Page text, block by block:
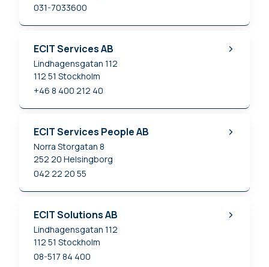
031-7033600
ECIT Services AB
Lindhagensgatan 112
112 51 Stockholm
+46 8 400 212 40
ECIT Services People AB
Norra Storgatan 8
252 20 Helsingborg
042 22 20 55
ECIT Solutions AB
Lindhagensgatan 112
112 51 Stockholm
08-517 84 400